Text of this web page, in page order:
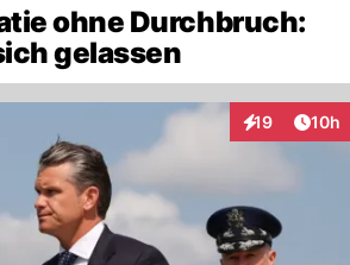
ohne Durchbruch:
gelassen
19
Interaktionen
10h